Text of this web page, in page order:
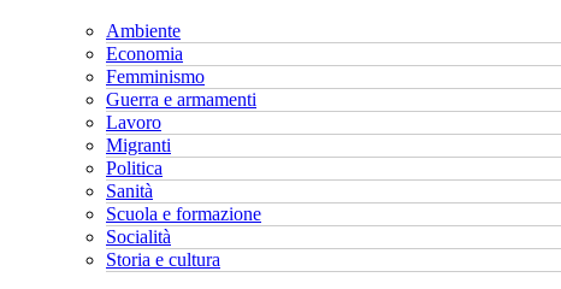
Ambiente
Economia
Femminismo
Guerra e armamenti
Lavoro
Migranti
Politica
Sanità
Scuola e formazione
Socialità
Storia e cultura